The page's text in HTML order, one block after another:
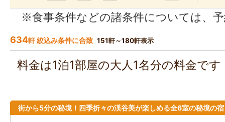
※食事条件などの諸条件については、
634軒 絞込み条件に合致 151軒～180軒表示
料金は1泊1部屋の大人1名分の料金で
街から5分の秘境！四季折々の渓谷美が楽しめる全6室の秘境の宿